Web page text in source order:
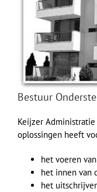
Bestuur
Keijzer
oplossingen heeft
het voeren
het innen van
het